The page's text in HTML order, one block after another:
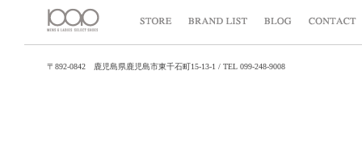
〒892-0842 鹿児島県鹿児島市東千石町15-13-1 / TEL 099-248-9008